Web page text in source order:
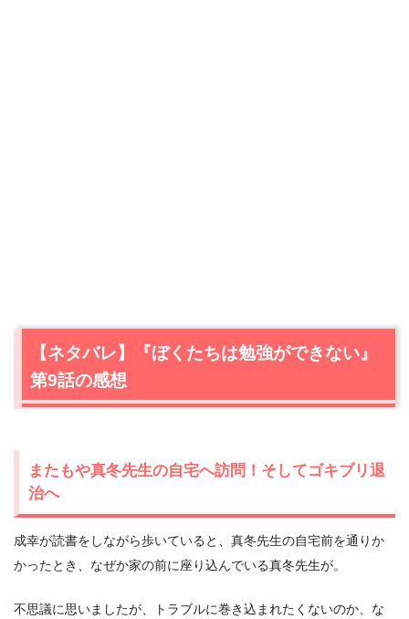
【ネタバレ】『ぼくたちは勉強ができない』
第9話の感想
またもや真冬先生の自宅へ訪問！そしてゴキブリ退
治へ
成幸が読書をしながら歩いていると、真冬先生の自宅前を通りか
かったとき、なぜか家の前に座り込んでいる真冬先生が。
不思議に思いましたが、トラブルに巻き込まれたくないのか、な